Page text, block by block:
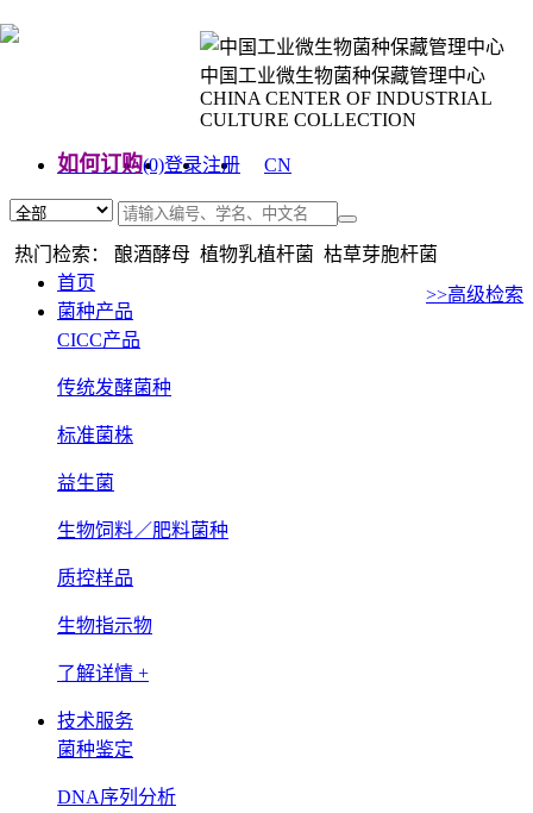
中国工业微生物菌种保藏管理中心
CHINA CENTER OF INDUSTRIAL
CULTURE COLLECTION
如何订购(0)登录注册
CN
热门检索： 酿酒酵母 植物乳植杆菌 枯草芽胞杆菌
>>高级检索
首页
菌种产品
CICC产品
传统发酵菌种
标准菌株
益生菌
生物饲料／肥料菌种
质控样品
生物指示物
了解详情 +
技术服务
菌种鉴定
DNA序列分析